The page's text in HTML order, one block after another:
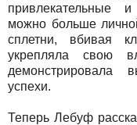
привлекательные
можно больше
сплетни, вбивая
укрепляла свою
демонстрировала
успехи.
Теперь Лебуф